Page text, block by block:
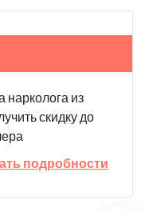
нарколога из
скидку до
подробности